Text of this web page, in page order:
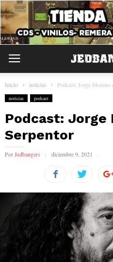
Inicio noticias Podcast: Jorge Moreno
noticias podcast
Podcast: Jorge
Serpentor
PorJedbangers diciembre 9, 2021